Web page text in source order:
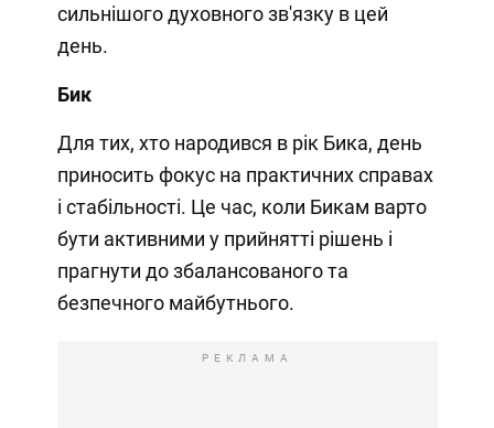
сильнішого духовного зв'язку в цей
день.
Бик
Для тих, хто народився в рік Бика, день
приносить фокус на практичних справах
і стабільності. Це час, коли Бикам варто
бути активними у прийнятті рішень і
прагнути до збалансованого та
безпечного майбутнього.
РЕКЛАМА